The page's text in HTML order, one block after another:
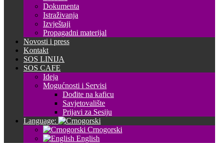
Dokumenta
Istraživanja
Izvještaji
Propagadni materijal
Novosti i press
Kontakt
SOS LINIJA
SOS CAFE
Ideja
Mogućnosti i Servisi
Dođite na kaficu
Savjetovalište
Prijavi za Sesiju
Language:
Crnogorski
English